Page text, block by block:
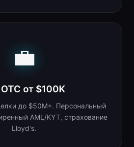
💼
от $100K
до $50M+. Персональный
AML/KYT, страхование
Lloyd's.